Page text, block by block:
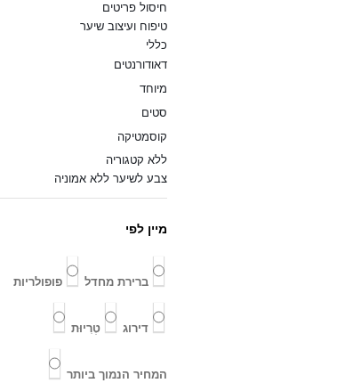
חיסול פריטים
טיפוח ועיצוב שיער
כללי
דאודורנטים
מיוחד
סטים
קוסמטיקה
ללא קטגוריה
צבע לשיער ללא אמוניה
מיין לפי
ברירת מחדל פופולריות
דירוג טְרִיוּת
המחיר הנמוך ביותר